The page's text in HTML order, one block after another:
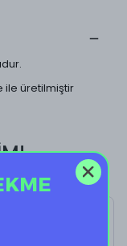
ile üretilmiştir